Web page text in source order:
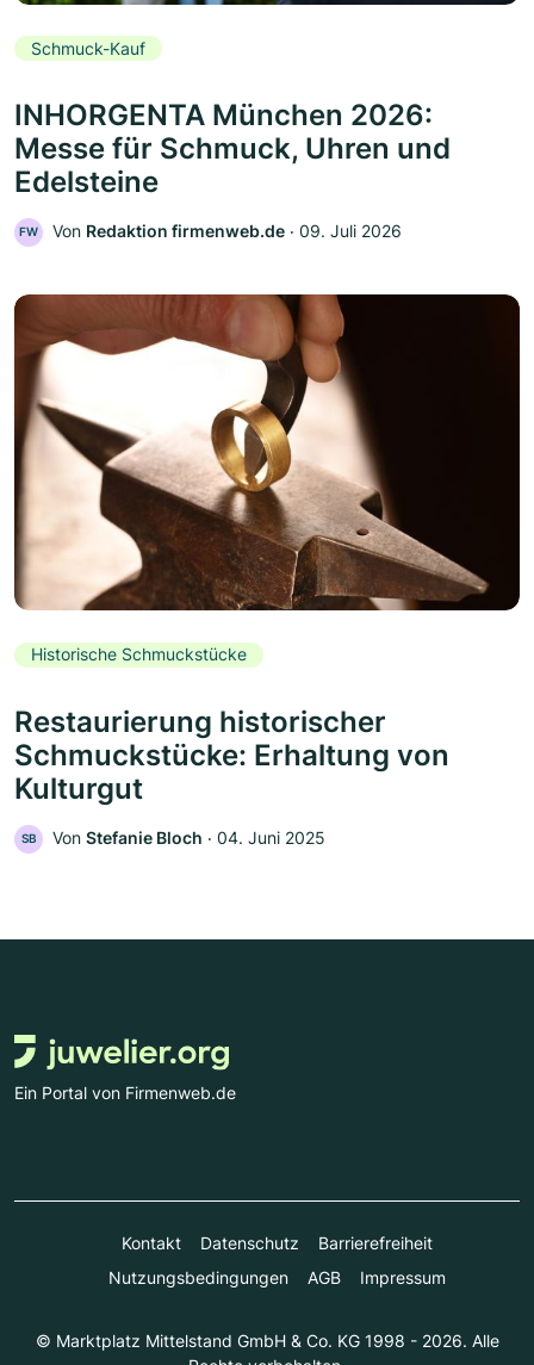
Schmuck-Kauf
INHORGENTA München 2026:
Messe für Schmuck, Uhren und
Edelsteine
FW Von Redaktion firmenweb.de ‧ 09. Juli 2026
Historische Schmuckstücke
Restaurierung historischer
Schmuckstücke: Erhaltung von
Kulturgut
SB Von Stefanie Bloch ‧ 04. Juni 2025
Ein Portal von Firmenweb.de
Kontakt Datenschutz
Barrierefreiheit
Nutzungsbedingungen
AGB Impressum
© Marktplatz Mittelstand GmbH & Co. KG 1998 - 2026. Alle